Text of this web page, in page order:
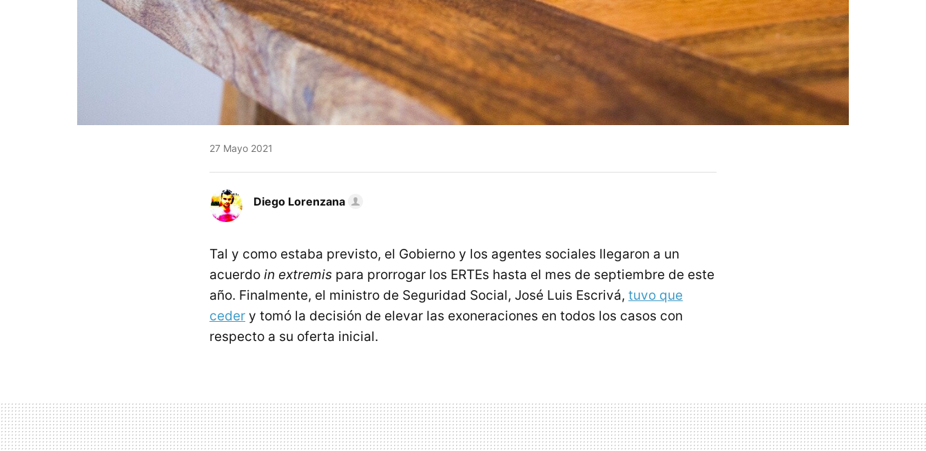
27 Mayo 2021
Diego Lorenzana
Tal y como estaba previsto, el Gobierno y los agentes sociales llegaron a un
acuerdo in extremis para prorrogar los ERTEs hasta el mes de septiembre de este
año. Finalmente, el ministro de Seguridad Social, José Luis Escrivá, tuvo que
ceder y tomó la decisión de elevar las exoneraciones en todos los casos con
respecto a su oferta inicial.